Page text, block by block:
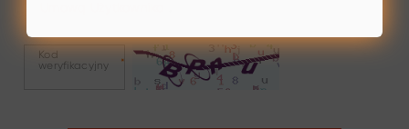
Kod
weryfikacyjny
*